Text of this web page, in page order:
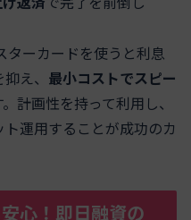
ターカードを使うと利息
え、 最小コストでスピー
計画性を持って利用し、
運用することが成功のカ
心！即日融資の